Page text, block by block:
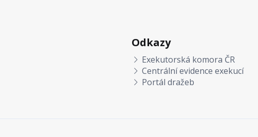
Odkazy
Exekutorská komora ČR
Centrální evidence exekucí
Portál dražeb